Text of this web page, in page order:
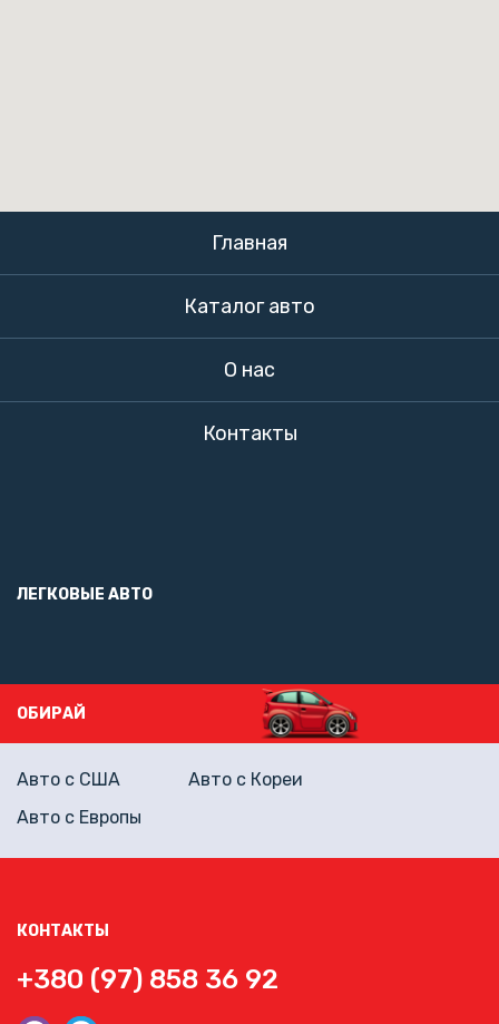
Главная
Каталог авто
О нас
Контакты
ЛЕГКОВЫЕ АВТО
КОНТАКТЫ
+380 (97) 858 36 92
ОБИРАЙ
Авто с США
Авто с Кореи
Авто с Европы